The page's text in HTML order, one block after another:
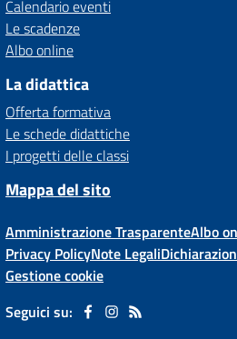
Calendario eventi
Le scadenze
Albo online
La didattica
Offerta formativa
Le schede didattiche
I progetti delle classi
Mappa del sito
Amministrazione TrasparenteAlbo
Privacy PolicyNote Legali
Gestione cookie
Seguici su: